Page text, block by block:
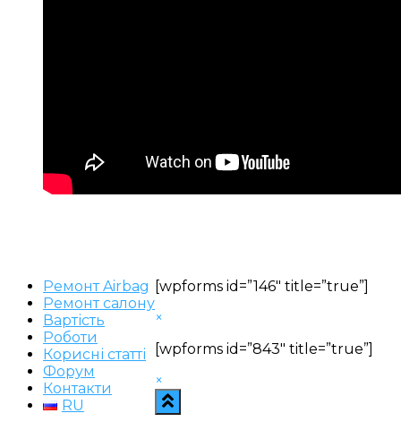
Ремонт Airbag
Ремонт салону
Вартість
Роботи
Корисні статті
Форум
Контакти
RU
[wpforms id=”146″ title=”true”]
×
[wpforms id=”843″ title=”true”]
×